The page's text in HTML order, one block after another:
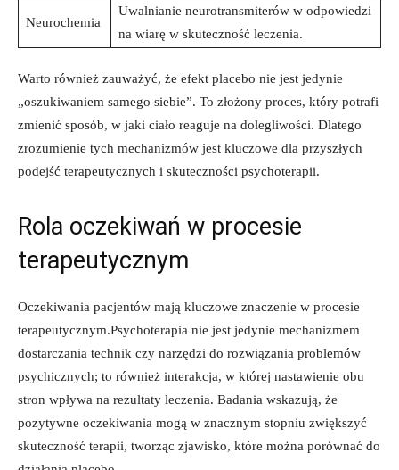
Neurochemia
Uwalnianie neurotransmiterów w odpowiedzi
na wiarę w skuteczność leczenia.
Warto również zauważyć, że efekt placebo nie jest jedynie
„oszukiwaniem samego siebie”. To złożony proces, który potrafi
zmienić sposób, w jaki ciało reaguje na dolegliwości. Dlatego
zrozumienie tych mechanizmów jest kluczowe dla przyszłych
podejść terapeutycznych i skuteczności psychoterapii.
Rola oczekiwań w procesie
terapeutycznym
Oczekiwania pacjentów mają kluczowe znaczenie w procesie
terapeutycznym.Psychoterapia nie jest jedynie mechanizmem
dostarczania technik czy narzędzi do rozwiązania problemów
psychicznych; to również interakcja, w której nastawienie obu
stron wpływa na rezultaty leczenia. Badania wskazują, że
pozytywne oczekiwania mogą w znacznym stopniu zwiększyć
skuteczność terapii, tworząc zjawisko, które można porównać do